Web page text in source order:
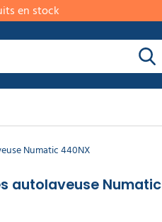
en stock
Numatic 440NX
autolaveuse Numatic